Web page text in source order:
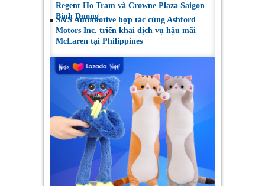
Regent Ho Tram và Crowne Plaza Saigon
Binh Duong
S&S Automotive hợp tác cùng Ashford
Motors Inc. triển khai dịch vụ hậu mãi
McLaren tại Philippines